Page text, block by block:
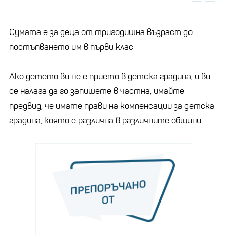
Сумата е за деца от тригодишна възраст до
постъпването им в първи клас
Ако детето ви не е прието в детска градина, и ви
се налага да го запишете в частна, имайте
предвид, че имате прави на компенсации за детска
градина, която е различна в различните общини.